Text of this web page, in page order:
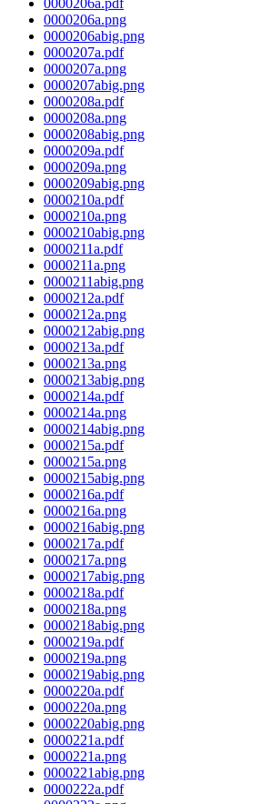
0000206a.pdf
0000206a.png
0000206abig.png
0000207a.pdf
0000207a.png
0000207abig.png
0000208a.pdf
0000208a.png
0000208abig.png
0000209a.pdf
0000209a.png
0000209abig.png
0000210a.pdf
0000210a.png
0000210abig.png
0000211a.pdf
0000211a.png
0000211abig.png
0000212a.pdf
0000212a.png
0000212abig.png
0000213a.pdf
0000213a.png
0000213abig.png
0000214a.pdf
0000214a.png
0000214abig.png
0000215a.pdf
0000215a.png
0000215abig.png
0000216a.pdf
0000216a.png
0000216abig.png
0000217a.pdf
0000217a.png
0000217abig.png
0000218a.pdf
0000218a.png
0000218abig.png
0000219a.pdf
0000219a.png
0000219abig.png
0000220a.pdf
0000220a.png
0000220abig.png
0000221a.pdf
0000221a.png
0000221abig.png
0000222a.pdf